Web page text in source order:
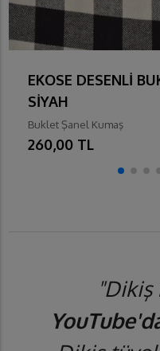
EKOSE DESENLİ
SİYAH
Buklet Şanel Kumaş
260,00 TL
"Dikiş